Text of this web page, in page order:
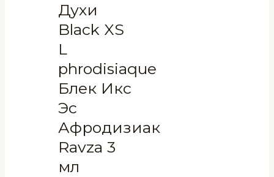
Духи
Black XS
L
phrodisiaque
Блек Икс
Эс
Афродизиак
Ravza 3
мл